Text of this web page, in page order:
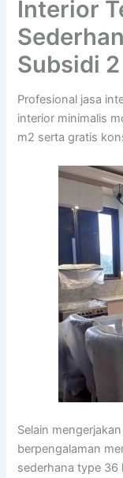
Interior
Subsidi
Profesional jasa
interior minimalis
m2 serta gratis
Selain
berpengalaman
sederhana type 36